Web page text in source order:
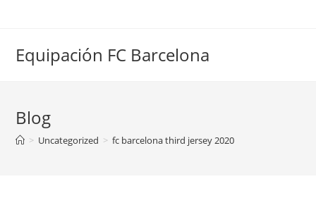
Equipación FC Barcelona
Blog
> Uncategorized > fc barcelona third jersey 2020